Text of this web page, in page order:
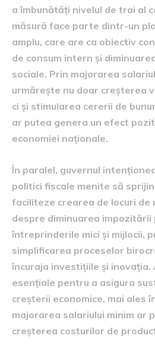
a îmbunătăți nivelul de trai al
măsură face parte dintr-un
amplu, care are ca obiectiv
de consum intern și
sociale. Prin majorarea
urmărește nu doar creșterea
ci și stimularea cererii de
ar putea genera un efect
economiei naționale.
În paralel, guvernul
politici fiscale menite să
faciliteze crearea de locuri de
despre diminuarea impozitării
întreprinderile mici și mijlocii,
simplificarea proceselor
încuraja investițiile și inovația.
esențiale pentru a asigura
creșterii economice, mai ales
majorarea salariului minim ar
creșterea costurilor de